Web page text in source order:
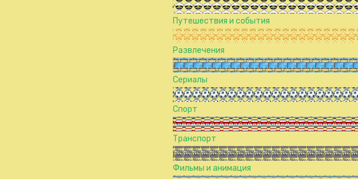
Путешествия и события
Развлечения
Сериалы
Спорт
Транспорт
Фильмы и анимация